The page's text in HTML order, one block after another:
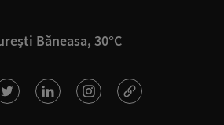
Băneasa, 30°C